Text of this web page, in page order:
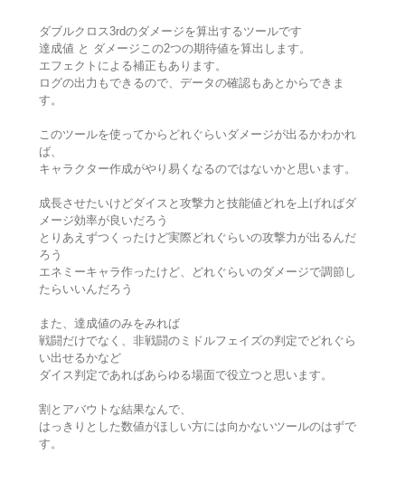
ダブルクロス3rdのダメージを算出するツールです
達成値 と ダメージこの2つの期待値を算出します。
エフェクトによる補正もあります。
ログの出力もできるので、データの確認もあとからできま
す。
このツールを使ってからどれぐらいダメージが出るかわかれ
ば、
キャラクター作成がやり易くなるのではないかと思います。
成長させたいけどダイスと攻撃力と技能値どれを上げればダ
メージ効率が良いだろう
とりあえずつくったけど実際どれぐらいの攻撃力が出るんだ
ろう
エネミーキャラ作ったけど、どれぐらいのダメージで調節し
たらいいんだろう
また、達成値のみをみれば
戦闘だけでなく、非戦闘のミドルフェイズの判定でどれぐら
い出せるかなど
ダイス判定であればあらゆる場面で役立つと思います。
割とアバウトな結果なんで、
はっきりとした数値がほしい方には向かないツールのはずで
す。